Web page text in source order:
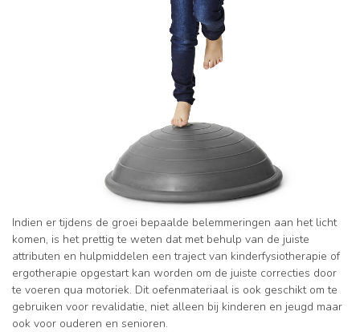
Indien er tijdens de groei bepaalde belemmeringen aan het licht
komen, is het prettig te weten dat met behulp van de juiste
attributen en hulpmiddelen een traject van kinderfysiotherapie of
ergotherapie opgestart kan worden om de juiste correcties door
te voeren qua motoriek. Dit oefenmateriaal is ook geschikt om te
gebruiken voor revalidatie, niet alleen bij kinderen en jeugd maar
ook voor ouderen en senioren.